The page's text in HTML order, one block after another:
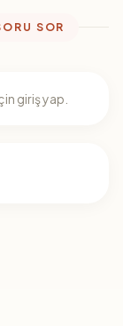
SOR
giriş yap.